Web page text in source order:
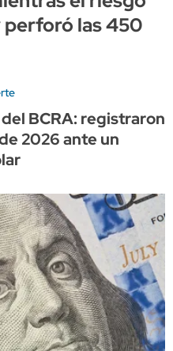
perforó las 450
BCRA: registraron
2026 ante un